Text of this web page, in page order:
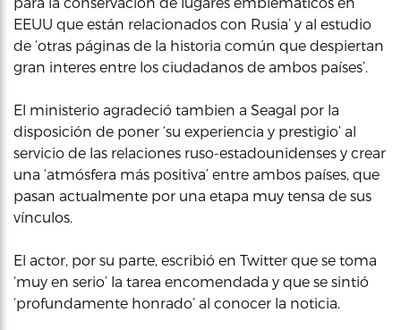
EEUU que están relacionados con Rusia’ y al estudio
de ‘otras páginas de la historia común que despiertan
gran interes entre los ciudadanos de ambos países’.
El ministerio agradeció tambien a Seagal por la
disposición de poner ‘su experiencia y prestigio’ al
servicio de las relaciones ruso-estadounidenses y crear
una ‘atmósfera más positiva’ entre ambos países, que
pasan actualmente por una etapa muy tensa de sus
vínculos.
El actor, por su parte, escribió en Twitter que se toma
‘muy en serio’ la tarea encomendada y que se sintió
‘profundamente honrado’ al conocer la noticia.